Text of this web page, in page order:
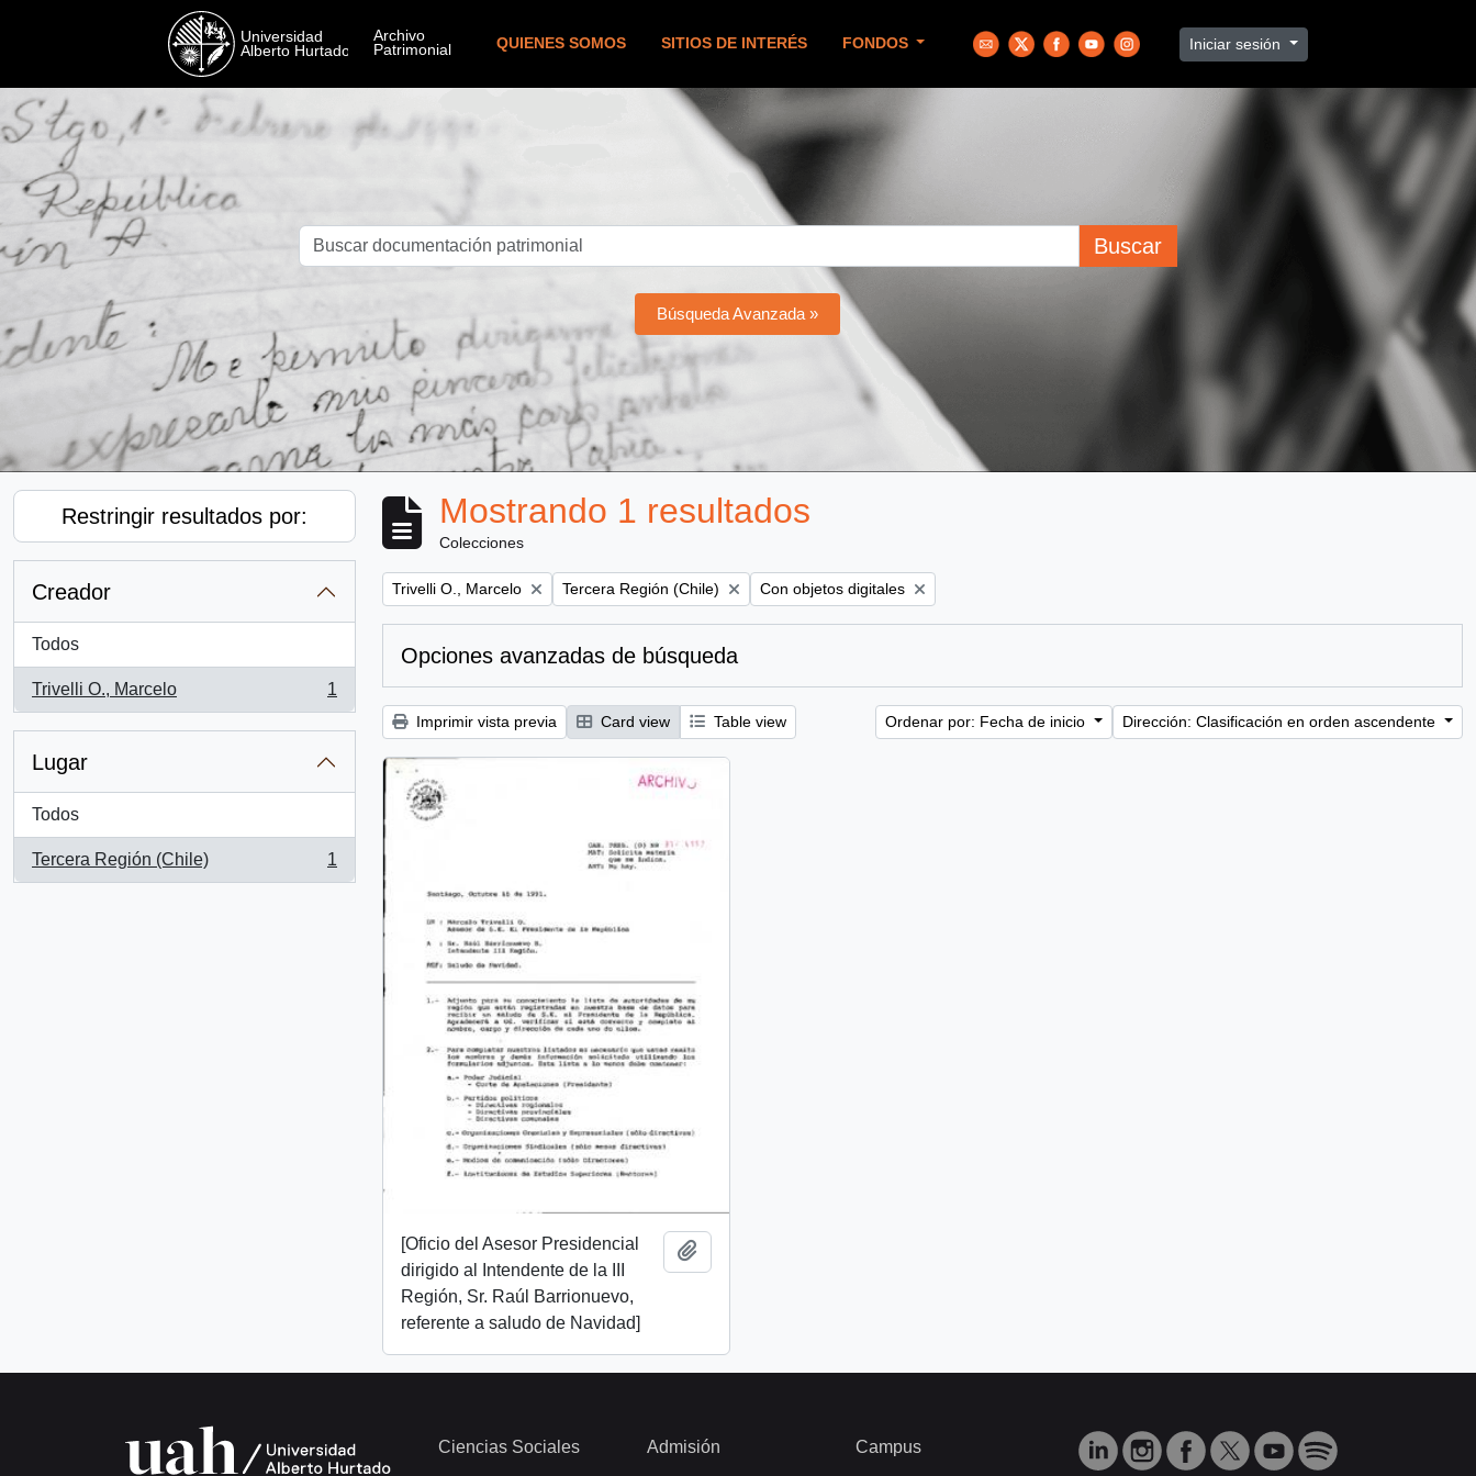
QUIENES SOMOS SITIOS DE INTERÉS FONDOS Iniciar sesión
Buscar
Búsqueda Avanzada »
Restringir resultados por:
Creador
Todos
Trivelli O., Marcelo
, 1 resultados
1
Lugar
Todos
Tercera Región (Chile)
, 1 resultados
1
Mostrando 1 resultados
Colecciones
Remove filter:
Trivelli O., Marcelo Remove filter:
Tercera Región (Chile) Remove filter:
Con objetos digitales
Opciones avanzadas de búsqueda
Imprimir vista previa Card view Table view Ordenar por: Fecha de inicio Dirección: Clasificación en orden ascendente
[Oficio del Asesor Presidencial
dirigido al Intendente de la III
Región, Sr. Raúl Barrionuevo,
referente a saludo de Navidad]
Ciencias Sociales Admisión Campus